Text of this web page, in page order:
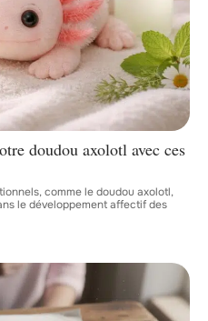
doudou axolotl avec ces
comme le doudou axolotl,
le développement affectif des